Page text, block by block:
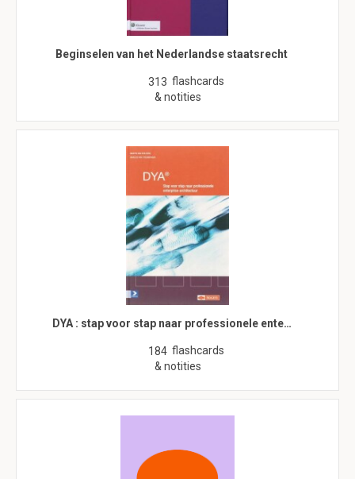
Beginselen van het Nederlandse staatsrecht
313 flashcards
& notities
DYA : stap voor stap naar professionele ente…
184 flashcards
& notities